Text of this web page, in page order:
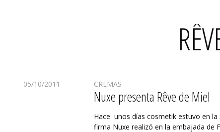
05/10/2011 CREMAS
Nuxe presenta Rêve de Miel
Hace unos días cosmetik estuvo en la
firma Nuxe realizó en la embajada de